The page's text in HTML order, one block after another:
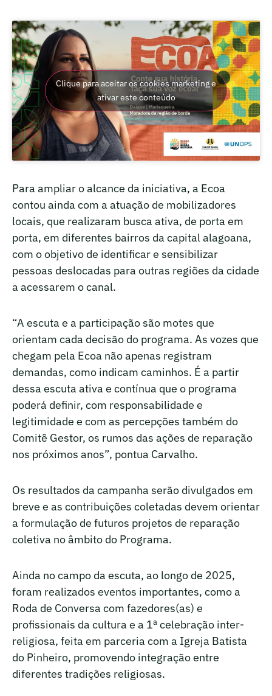
Clique para aceitar os cookies marketing e
ativar este conteúdo
Para ampliar o alcance da iniciativa, a Ecoa
contou ainda com a atuação de mobilizadores
locais, que realizaram busca ativa, de porta em
porta, em diferentes bairros da capital alagoana,
com o objetivo de identificar e sensibilizar
pessoas deslocadas para outras regiões da cidade
a acessarem o canal.
“A escuta e a participação são motes que
orientam cada decisão do programa. As vozes que
chegam pela Ecoa não apenas registram
demandas, como indicam caminhos. É a partir
dessa escuta ativa e contínua que o programa
poderá definir, com responsabilidade e
legitimidade e com as percepções também do
Comitê Gestor, os rumos das ações de reparação
nos próximos anos”, pontua Carvalho.
Os resultados da campanha serão divulgados em
breve e as contribuições coletadas devem orientar
a formulação de futuros projetos de reparação
coletiva no âmbito do Programa.
Ainda no campo da escuta, ao longo de 2025,
foram realizados eventos importantes, como a
Roda de Conversa com fazedores(as) e
profissionais da cultura e a 1ª celebração inter-
religiosa, feita em parceria com a Igreja Batista
do Pinheiro, promovendo integração entre
diferentes tradições religiosas.